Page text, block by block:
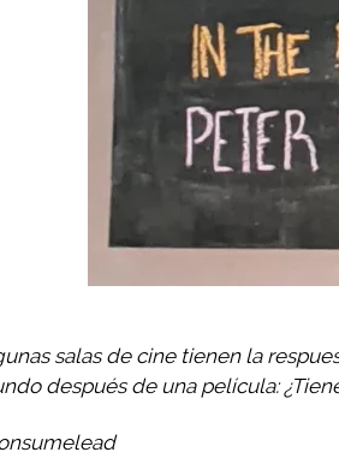
salas de cine tienen la
después de una película: